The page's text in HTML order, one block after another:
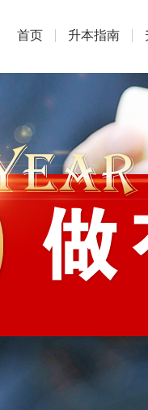
首页 升本指南